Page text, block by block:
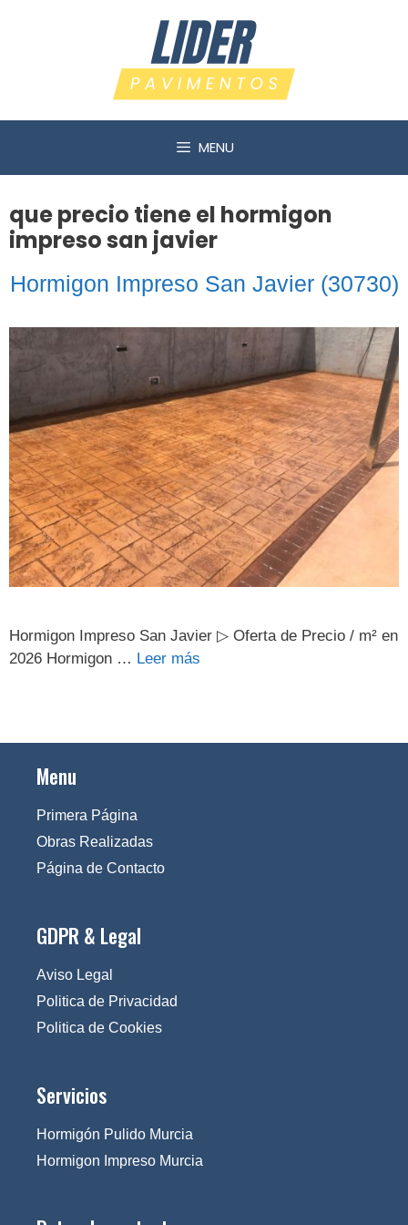
MENU
que precio tiene el hormigon
impreso san javier
Hormigon Impreso San Javier (30730)
Hormigon Impreso San Javier ▷ Oferta de Precio / m² en
2026 Hormigon … Leer más
Menu
Primera Página
Obras Realizadas
Página de Contacto
GDPR & Legal
Aviso Legal
Politica de Privacidad
Politica de Cookies
Servicios
Hormigón Pulido Murcia
Hormigon Impreso Murcia